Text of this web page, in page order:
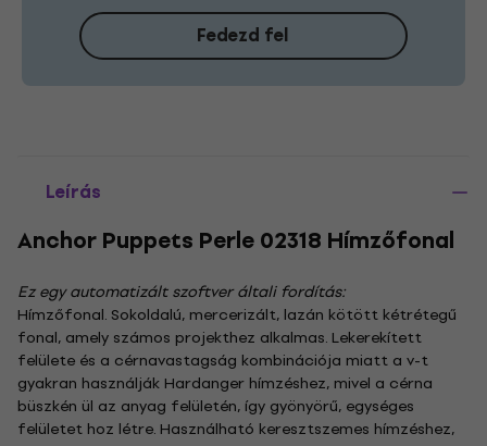
Fedezd fel
Leírás
Anchor Puppets Perle 02318 Hímzőfonal
Ez egy automatizált szoftver általi fordítás:
Hímzőfonal. Sokoldalú, mercerizált, lazán kötött kétrétegű
fonal, amely számos projekthez alkalmas. Lekerekített
felülete és a cérnavastagság kombinációja miatt a v-t
gyakran használják Hardanger hímzéshez, mivel a cérna
büszkén ül az anyag felületén, így gyönyörű, egységes
felületet hoz létre. Használható keresztszemes hímzéshez,